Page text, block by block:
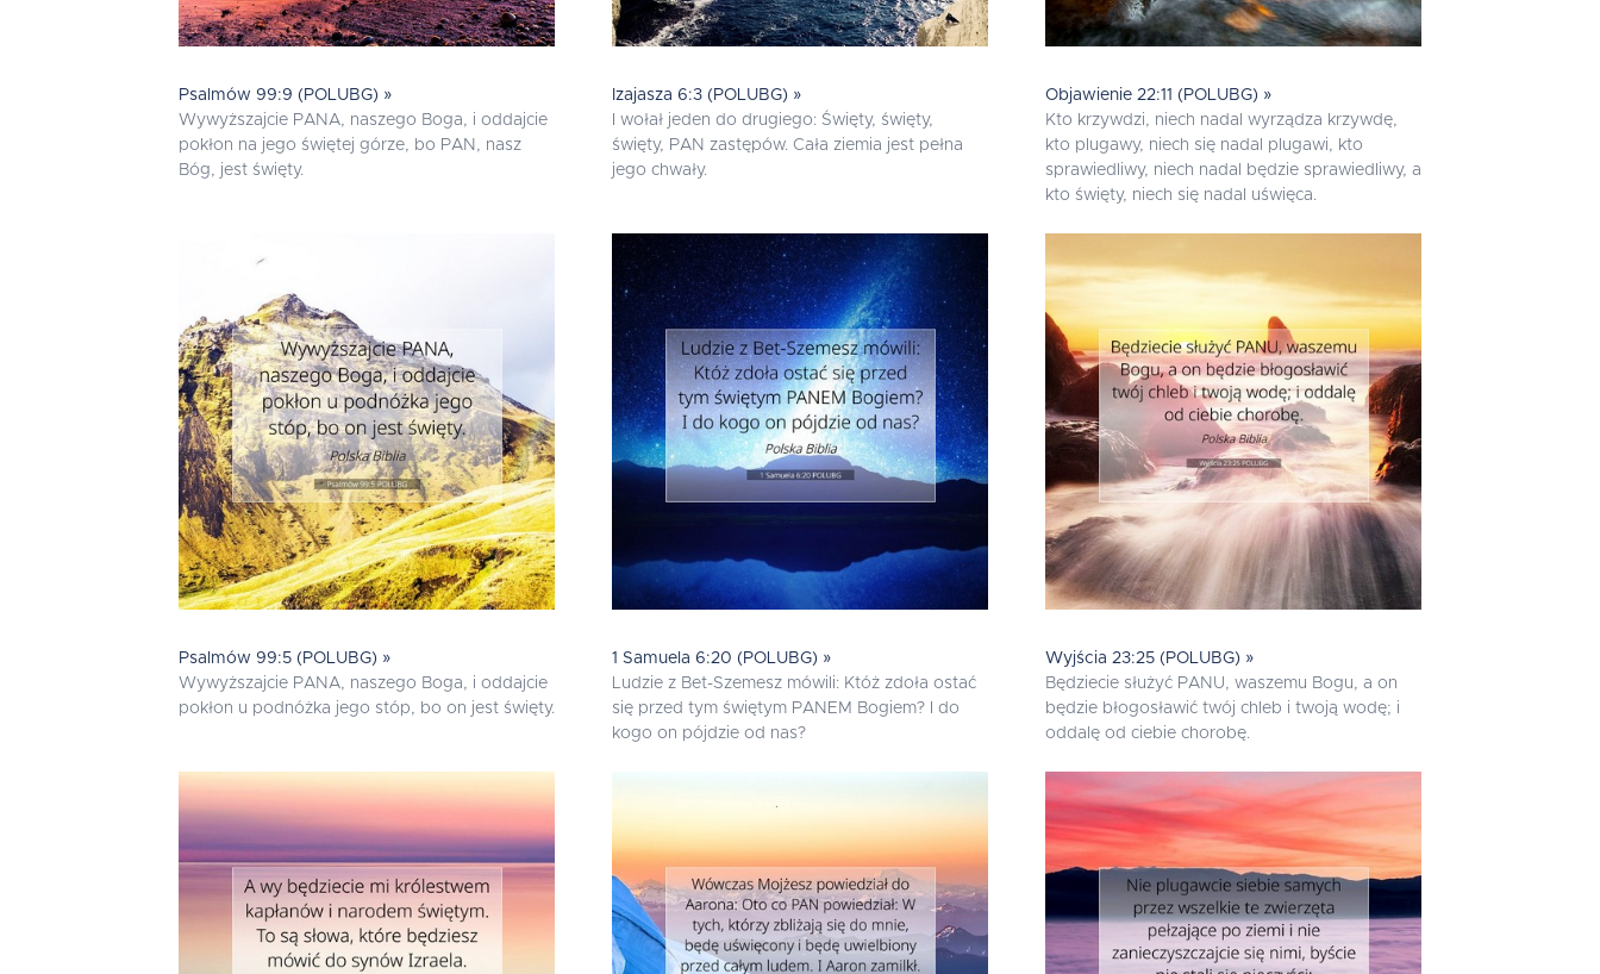
Psalmów 99:9 (POLUBG) »
Wywyższajcie PANA, naszego Boga, i oddajcie
pokłon na jego świętej górze, bo PAN, nasz
Bóg, jest święty.
Izajasza 6:3 (POLUBG) »
I wołał jeden do drugiego: Święty, święty,
święty, PAN zastępów. Cała ziemia jest pełna
jego chwały.
Objawienie 22:11 (POLUBG) »
Kto krzywdzi, niech nadal wyrządza krzywdę,
kto plugawy, niech się nadal plugawi, kto
sprawiedliwy, niech nadal będzie sprawiedliwy, a
kto święty, niech się nadal uświęca.
Psalmów 99:5 (POLUBG) »
Wywyższajcie PANA, naszego Boga, i oddajcie
pokłon u podnóżka jego stóp, bo on jest święty.
1 Samuela 6:20 (POLUBG) »
Ludzie z Bet-Szemesz mówili: Któż zdoła ostać
się przed tym świętym PANEM Bogiem? I do
kogo on pójdzie od nas?
Wyjścia 23:25 (POLUBG) »
Będziecie służyć PANU, waszemu Bogu, a on
będzie błogosławić twój chleb i twoją wodę; i
oddalę od ciebie chorobę.